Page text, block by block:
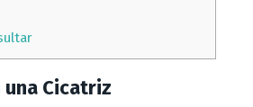
Cicatriz